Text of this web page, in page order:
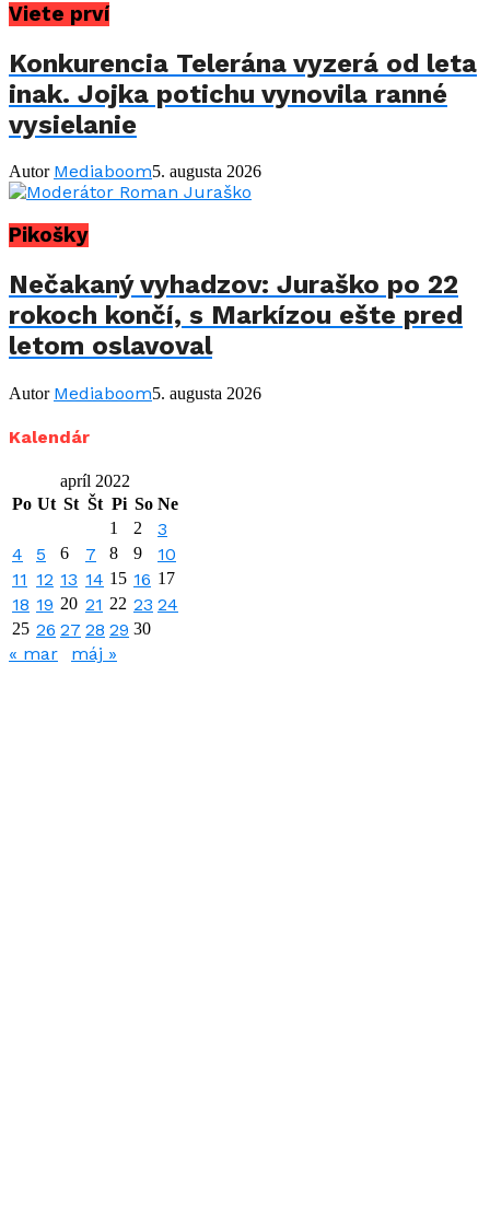
Viete prví
Konkurencia Telerána vyzerá od leta
inak. Jojka potichu vynovila ranné
vysielanie
Autor Mediaboom5. augusta 2026
Pikošky
Nečakaný vyhadzov: Juraško po 22
rokoch končí, s Markízou ešte pred
letom oslavoval
Autor Mediaboom5. augusta 2026
Kalendár
apríl 2022
Po Ut St Št Pi So Ne
1
2
3
4
5 6 7 8 9
10
11 12 13 14 15 16 17
18 19 20 21 22 23 24
25 26 27 28 29 30
« mar máj »